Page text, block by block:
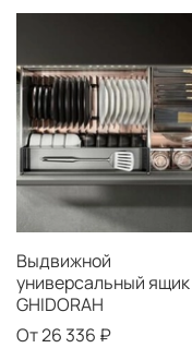
Выдвижной
универсальный ящик
GHIDORAH
От26 336 ₽